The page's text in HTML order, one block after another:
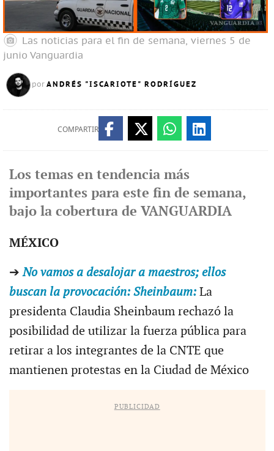
Las noticias para el fin de semana, viernes 5 de
junio Vanguardia
por ANDRÉS "ISCARIOTE" RODRÍGUEZ
COMPARTIR
Los temas en tendencia más
importantes para este fin de semana,
bajo la cobertura de VANGUARDIA
MÉXICO
➔ No vamos a desalojar a maestros; ellos
buscan la provocación: Sheinbaum: La
presidenta Claudia Sheinbaum rechazó la
posibilidad de utilizar la fuerza pública para
retirar a los integrantes de la CNTE que
mantienen protestas en la Ciudad de México
PUBLICIDAD